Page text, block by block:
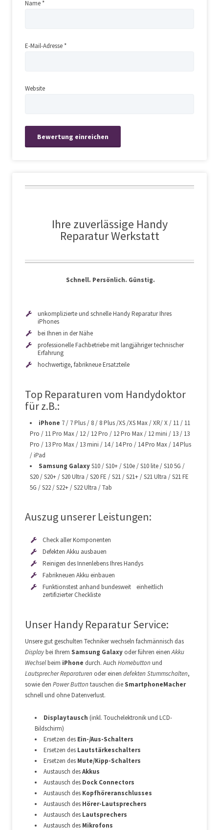
Name *
E-Mail-Adresse *
Website
Ihre zuverlässige Handy
Reparatur Werkstatt
Schnell. Persönlich. Günstig.
unkomplizierte und schnelle Handy Reparatur Ihres
iPhones
bei Ihnen in der Nähe
professionelle Fachbetriebe mit langjähriger technischer
Erfahrung
hochwertige, fabrikneue Ersatzteile
Top Reparaturen vom Handydoktor
für z.B.:
iPhone 7 / 7 Plus / 8 / 8 Plus /XS /XS Max / XR/ X / 11 / 11
Pro / 11 Pro Max / 12 / 12 Pro / 12 Pro Max / 12 mini / 13 / 13
Pro / 13 Pro Max / 13 mini / 14 / 14 Pro / 14 Pro Max / 14 Plus
/ iPad
Samsung GalaxyS10 / S10+ / S10e / S10 lite / S10 5G /
S20 / S20+ / S20 Ultra / S20 FE / S21 / S21+ / S21 Ultra / S21 FE
5G / S22 / S22+ / S22 Ultra / Tab
Auszug unserer Leistungen:
Check aller Komponenten
Defekten Akku ausbauen
Reinigen des Innenlebens Ihres Handys
Fabrikneuen Akku einbauen
Funktionstest anhand bundesweit einheitlich
zertifizierter Checkliste
Unser Handy Reparatur Service:
Unsere gut geschulten Techniker wechseln fachmännisch das
Displaybei Ihrem Samsung Galaxy oder führen einenAkku
Wechselbeim iPhone durch. Auch Homebutton und
Lautsprecher Reparaturen oder einen defekten Stummschalten,
sowie den Power Button tauschen die SmartphoneMacher
schnell und ohne Datenverlust.
Displaytausch (inkl. Touchelektronik und LCD-
Bildschirm)
Ersetzen des Ein-/Aus-Schalters
Ersetzen des Lautstärkeschalters
Ersetzen des Mute/Kipp-Schalters
Austausch desAkkus
Austausch des Dock Connectors
Austausch des Kopfhöreranschlusses
Austausch des Hörer-Lautsprechers
Austausch des Lautsprechers
Austausch des Mikrofons